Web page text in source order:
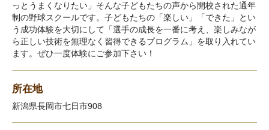
っとうまくなりたい」そんな子どもたちの声から開校された通年
制の野球スクールです。子どもたちの「楽しい」「できた」とい
う成功体験を大切にして「選手の成長を一番に考え、楽しみなが
ら正しい技術を無理なく習得できるプログラム」を取り入れてい
ます。ぜひ一度体験にご参加下さい！
所在地
新潟県長岡市七日市908